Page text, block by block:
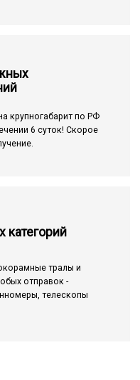
крупногабарит по РФ
6 суток! Скорое
категорий
тралы и
отправок -
телескопы